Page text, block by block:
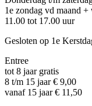
1e zondag vd maand
11.00 tot 17.00 uur
Gesloten op 1e
Entree
tot 8 jaar gratis
8 t/m 15 jaar € 9,00
vanaf 15 jaar € 11,50